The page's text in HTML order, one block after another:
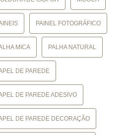
PAINEL FOTOGRÁFICO
MICA PALHA NATURAL
DE PAREDE
DE PAREDE ADESIVO
DE PAREDE DECORAÇÃO